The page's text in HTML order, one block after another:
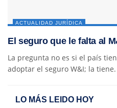
ACTUALIDAD JURÍDICA
El seguro que le falta al
La pregunta no es si el país
adoptar el seguro W&I; la tiene.
LO MÁS LEIDO HOY